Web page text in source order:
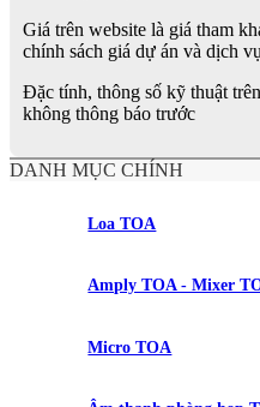
Giá trên website là giá tham
chính sách giá dự án và dịch
Đặc tính, thông số kỹ thuật
không thông báo trước
DANH MỤC CHÍNH
Loa TOA
Amply TOA - Mixer
Micro TOA